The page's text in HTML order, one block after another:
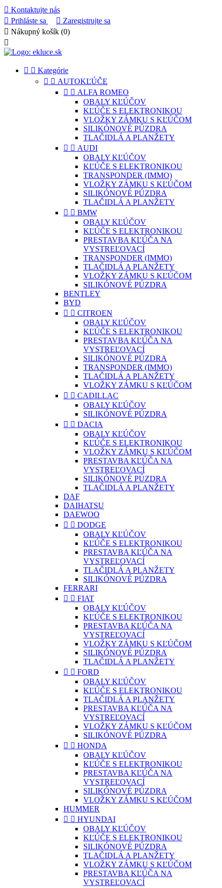
 Kontaktujte nás
 Prihláste sa  Zaregistrujte sa
 Nákupný košík (0)

  Kategórie
  AUTOKĽÚČE
  ALFA ROMEO
OBALY KĽÚČOV
KĽÚČE S ELEKTRONIKOU
VLOŽKY ZÁMKU S KĽÚČOM
SILIKÓNOVÉ PÚZDRA
TLAČIDLÁ A PLANŽETY
  AUDI
OBALY KĽÚČOV
KĽÚČE S ELEKTRONIKOU
TRANSPONDER (IMMO)
VLOŽKY ZÁMKU S KĽÚČOM
SILIKÓNOVÉ PÚZDRA
TLAČIDLÁ A PLANŽETY
  BMW
OBALY KĽÚČOV
KĽÚČE S ELEKTRONIKOU
PRESTAVBA KĽÚČA NA
VYSTREĽOVACÍ
TRANSPONDER (IMMO)
TLAČIDLÁ A PLANŽETY
VLOŽKY ZÁMKU S KĽÚČOM
SILIKÓNOVÉ PÚZDRA
BENTLEY
BYD
  CITROEN
OBALY KĽÚČOV
KĽÚČE S ELEKTRONIKOU
PRESTAVBA KĽÚČA NA
VYSTREĽOVACÍ
SILIKÓNOVÉ PÚZDRA
TRANSPONDER (IMMO)
TLAČIDLÁ A PLANŽETY
VLOŽKY ZÁMKU S KĽÚČOM
  CADILLAC
OBALY KĽÚČOV
SILIKÓNOVÉ PÚZDRA
  DACIA
OBALY KĽÚČOV
KĽÚČE S ELEKTRONIKOU
VLOŽKY ZÁMKU S KĽÚČOM
PRESTAVBA KĽÚČA NA
VYSTREĽOVACÍ
SILIKÓNOVÉ PÚZDRA
TLAČIDLÁ A PLANŽETY
DAF
DAIHATSU
DAEWOO
  DODGE
OBALY KĽÚČOV
KĽÚČE S ELEKTRONIKOU
PRESTAVBA KĽÚČA NA
VYSTREĽOVACÍ
TLAČIDLÁ A PLANŽETY
SILIKÓNOVÉ PÚZDRA
FERRARI
  FIAT
OBALY KĽÚČOV
KĽÚČE S ELEKTRONIKOU
PRESTAVBA KĽÚČA NA
VYSTREĽOVACÍ
VLOŽKY ZÁMKU S KĽÚČOM
SILIKÓNOVÉ PÚZDRA
TLAČIDLÁ A PLANŽETY
  FORD
OBALY KĽÚČOV
KĽÚČE S ELEKTRONIKOU
TLAČIDLÁ A PLANŽETY
PRESTAVBA KĽÚČA NA
VYSTREĽOVACÍ
VLOŽKY ZÁMKU S KĽÚČOM
SILIKÓNOVÉ PÚZDRA
  HONDA
OBALY KĽÚČOV
KĽÚČE S ELEKTRONIKOU
PRESTAVBA KĽÚČA NA
VYSTREĽOVACÍ
SILIKÓNOVÉ PÚZDRA
VLOŽKY ZÁMKU S KĽÚČOM
HUMMER
  HYUNDAI
OBALY KĽÚČOV
KĽÚČE S ELEKTRONIKOU
SILIKÓNOVÉ PÚZDRA
TLAČIDLÁ A PLANŽETY
VLOŽKY ZÁMKU S KĽÚČOM
PRESTAVBA KĽÚČA NA
VYSTREĽOVACÍ